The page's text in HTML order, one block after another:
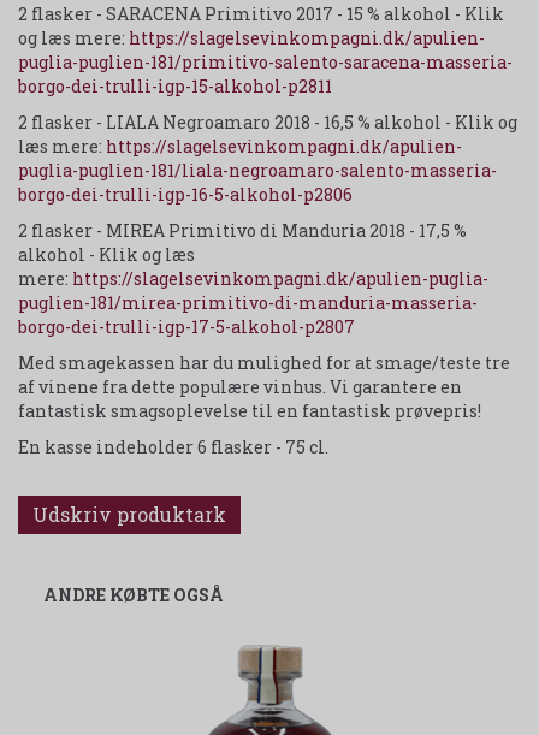
2 flasker - SARACENA Primitivo 2017 - 15 % alkohol - Klik
og læs mere: https://slagelsevinkompagni.dk/apulien-
puglia-puglien-181/primitivo-salento-saracena-masseria-
borgo-dei-trulli-igp-15-alkohol-p2811
2 flasker - LIALA Negroamaro 2018 - 16,5 % alkohol - Klik og
læs mere: https://slagelsevinkompagni.dk/apulien-
puglia-puglien-181/liala-negroamaro-salento-masseria-
borgo-dei-trulli-igp-16-5-alkohol-p2806
2 flasker - MIREA Primitivo di Manduria 2018 - 17,5 %
alkohol - Klik og læs
mere: https://slagelsevinkompagni.dk/apulien-puglia-
puglien-181/mirea-primitivo-di-manduria-masseria-
borgo-dei-trulli-igp-17-5-alkohol-p2807
Med smagekassen har du mulighed for at smage/teste tre
af vinene fra dette populære vinhus. Vi garantere en
fantastisk smagsoplevelse til en fantastisk prøvepris!
En kasse indeholder 6 flasker - 75 cl.
Udskriv produktark
ANDRE KØBTE OGSÅ